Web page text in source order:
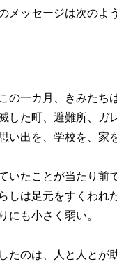
メッセージは次のよ
一カ月、きみたち
た町、避難所、ガ
い出を、学校を、家
たことが当たり前
は足元をすくわれた
も小さく弱い。
のは、人と人とが